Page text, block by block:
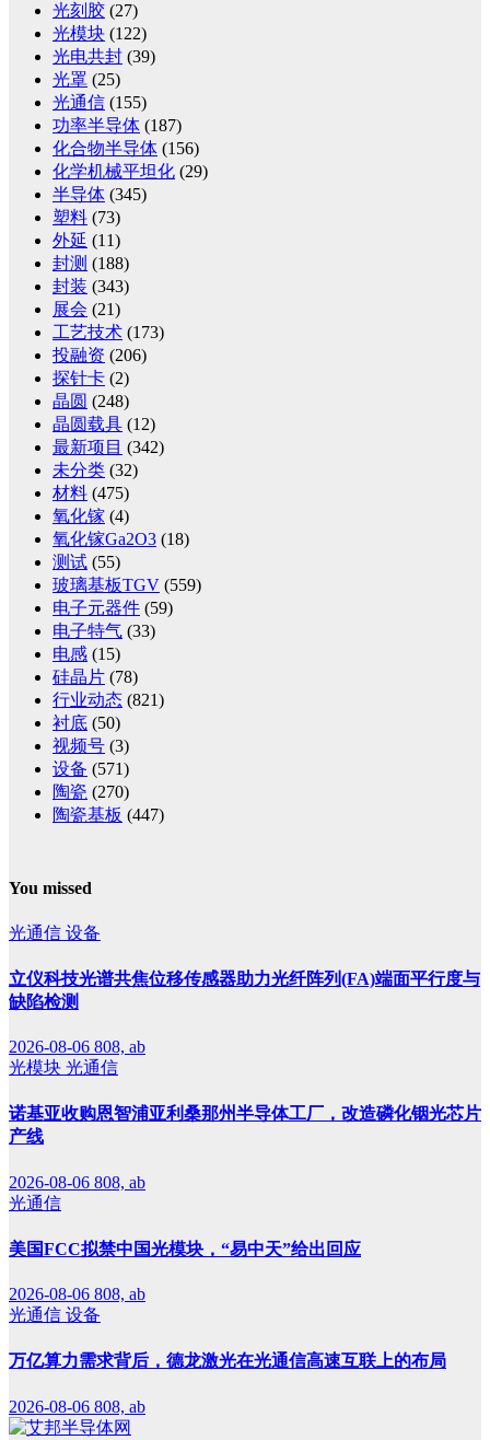
光刻胶 (27)
光模块 (122)
光电共封 (39)
光罩 (25)
光通信 (155)
功率半导体 (187)
化合物半导体 (156)
化学机械平坦化 (29)
半导体 (345)
塑料 (73)
外延 (11)
封测 (188)
封装 (343)
展会 (21)
工艺技术 (173)
投融资 (206)
探针卡 (2)
晶圆 (248)
晶圆载具 (12)
最新项目 (342)
未分类 (32)
材料 (475)
氧化镓 (4)
氧化镓Ga2O3 (18)
测试 (55)
玻璃基板TGV (559)
电子元器件 (59)
电子特气 (33)
电感 (15)
硅晶片 (78)
行业动态 (821)
衬底 (50)
视频号 (3)
设备 (571)
陶瓷 (270)
陶瓷基板 (447)
You missed
光通信 设备
立仪科技光谱共焦位移传感器助力光纤阵列(FA)端面平行度与
缺陷检测
2026-08-06 808, ab
光模块 光通信
诺基亚收购恩智浦亚利桑那州半导体工厂，改造磷化铟光芯片
产线
2026-08-06 808, ab
光通信
美国FCC拟禁中国光模块，“易中天”给出回应
2026-08-06 808, ab
光通信 设备
万亿算力需求背后，德龙激光在光通信高速互联上的布局
2026-08-06 808, ab